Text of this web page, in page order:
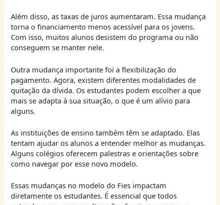
Além disso, as taxas de juros aumentaram. Essa mudança
torna o financiamento menos acessível para os jovens.
Com isso, muitos alunos desistem do programa ou não
conseguem se manter nele.
Outra mudança importante foi a flexibilização do
pagamento. Agora, existem diferentes modalidades de
quitação da dívida. Os estudantes podem escolher a que
mais se adapta à sua situação, o que é um alívio para
alguns.
As instituições de ensino também têm se adaptado. Elas
tentam ajudar os alunos a entender melhor as mudanças.
Alguns colégios oferecem palestras e orientações sobre
como navegar por esse novo modelo.
Essas mudanças no modelo do Fies impactam
diretamente os estudantes. É essencial que todos